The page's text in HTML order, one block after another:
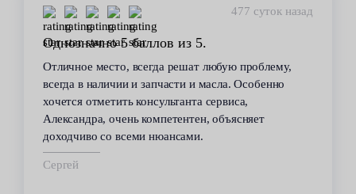
477 суток назад
Однозначно 5 баллов из 5.
Отличное место, всегда решат любую проблему,
всегда в наличии и запчасти и масла. Особенно
хочется отметить консультанта сервиса,
Александра, очень компетентен, объясняет
доходчиво со всеми нюансами.
Сергей